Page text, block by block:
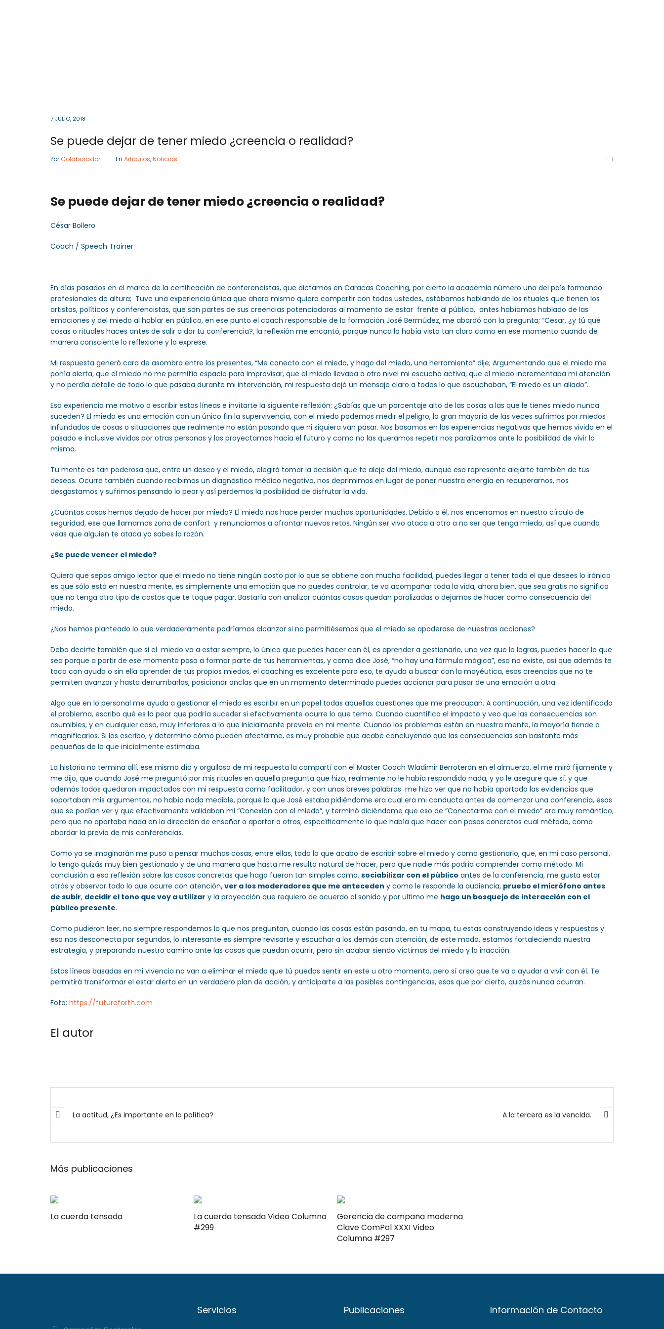
7 JULIO, 2018
Se puede dejar de tener miedo ¿creencia o realidad?
1
Por Colaborador En Articulos,Noticias
Se puede dejar de tener miedo ¿creencia o realidad?
César Bollero
Coach / Speech Trainer
En días pasados en el marco de la certificación de conferencistas, que dictamos en Caracas Coaching, por cierto la academia número uno del país formando
profesionales de altura; Tuve una experiencia única que ahora mismo quiero compartir con todos ustedes, estábamos hablando de los rituales que tienen los
artistas, políticos y conferencistas, que son partes de sus creencias potenciadoras al momento de estar frente al público, antes habíamos hablado de las
emociones y del miedo al hablar en público, en ese punto el coach responsable de la formación José Bermúdez, me abordó con la pregunta; “Cesar, ¿y tú qué
cosas o rituales haces antes de salir a dar tu conferencia?, la reflexión me encantó, porque nunca lo había visto tan claro como en ese momento cuando de
manera consciente lo reflexione y lo exprese.
Mi respuesta generó cara de asombro entre los presentes, “Me conecto con el miedo, y hago del miedo, una herramienta” dije; Argumentando que el miedo me
ponía alerta, que el miedo no me permitía espacio para improvisar, que el miedo llevaba a otro nivel mi escucha activa, que el miedo incrementaba mi atención
y no perdía detalle de todo lo que pasaba durante mi intervención, mi respuesta dejó un mensaje claro a todos lo que escuchaban, “El miedo es un aliado”.
Esa experiencia me motivo a escribir estas líneas e invitarte la siguiente reflexión; ¿Sabías que un porcentaje alto de las cosas a las que le tienes miedo nunca
suceden? El miedo es una emoción con un único fin la supervivencia, con el miedo podemos medir el peligro, la gran mayoría de las veces sufrimos por miedos
infundados de cosas o situaciones que realmente no están pasando que ni siquiera van pasar. Nos basamos en las experiencias negativas que hemos vivido en el
pasado e inclusive vividas por otras personas y las proyectamos hacia el futuro y como no las queramos repetir nos paralizamos ante la posibilidad de vivir lo
mismo.
Tu mente es tan poderosa que, entre un deseo y el miedo, elegirá tomar la decisión que te aleje del miedo, aunque eso represente alejarte también de tus
deseos. Ocurre también cuando recibimos un diagnóstico médico negativo, nos deprimimos en lugar de poner nuestra energía en recuperarnos, nos
desgastamos y sufrimos pensando lo peor y así perdemos la posibilidad de disfrutar la vida.
¿Cuántas cosas hemos dejado de hacer por miedo? El miedo nos hace perder muchas oportunidades. Debido a él, nos encerramos en nuestro círculo de
seguridad, ese que llamamos zona de confort y renunciamos a afrontar nuevos retos. Ningún ser vivo ataca a otro a no ser que tenga miedo, así que cuando
veas que alguien te ataca ya sabes la razón.
¿Se puede vencer el miedo?
Quiero que sepas amigo lector que el miedo no tiene ningún costo por lo que se obtiene con mucha facilidad, puedes llegar a tener todo el que desees lo irónico
es que sólo está en nuestra mente, es simplemente una emoción que no puedes controlar, te va acompañar toda la vida, ahora bien, que sea gratis no significa
que no tenga otro tipo de costos que te toque pagar. Bastaría con analizar cuántas cosas quedan paralizadas o dejamos de hacer como consecuencia del
miedo.
¿Nos hemos planteado lo que verdaderamente podríamos alcanzar si no permitiésemos que el miedo se apoderase de nuestras acciones?
Debo decirte también que si el miedo va a estar siempre, lo único que puedes hacer con él, es aprender a gestionarlo, una vez que lo logras, puedes hacer lo que
sea porque a partir de ese momento pasa a formar parte de tus herramientas, y como dice José, “no hay una fórmula mágica”, eso no existe, así que además te
toca con ayuda o sin ella aprender de tus propios miedos, el coaching es excelente para eso, te ayuda a buscar con la mayéutica, esas creencias que no te
permiten avanzar y hasta derrumbarlas, posicionar anclas que en un momento determinado puedes accionar para pasar de una emoción a otra.
Algo que en lo personal me ayuda a gestionar el miedo es escribir en un papel todas aquellas cuestiones que me preocupan. A continuación, una vez identificado
el problema, escribo qué es lo peor que podría suceder si efectivamente ocurre lo que temo. Cuando cuantifico el impacto y veo que las consecuencias son
asumibles, y en cualquier caso, muy inferiores a lo que inicialmente preveía en mi mente. Cuando los problemas están en nuestra mente, la mayoría tiende a
magnificarlos. Si los escribo, y determino cómo pueden afectarme, es muy probable que acabe concluyendo que las consecuencias son bastante más
pequeñas de lo que inicialmente estimaba.
La historia no termina allí, ese mismo día y orgulloso de mi respuesta la compartí con el Master Coach Wladimir Berroterán en el almuerzo, el me miró fijamente y
me dijo, que cuando José me preguntó por mis rituales en aquella pregunta que hizo, realmente no le había respondido nada, y yo le asegure que sí, y que
además todos quedaron impactados con mi respuesta como facilitador, y con unas breves palabras me hizo ver que no había aportado las evidencias que
soportaban mis argumentos, no había nada medible, porque lo que José estaba pidiéndome era cual era mi conducta antes de comenzar una conferencia, esas
que se podían ver y que efectivamente validaban mi “Conexión con el miedo”, y terminó diciéndome que eso de “Conectarme con el miedo” era muy romántico,
pero que no aportaba nada en la dirección de enseñar o aportar a otros, específicamente lo que había que hacer con pasos concretos cual método, como
abordar la previa de mis conferencias.
Como ya se imaginarán me puso a pensar muchas cosas, entre ellas, todo lo que acabo de escribir sobre el miedo y como gestionarlo, que, en mi caso personal,
lo tengo quizás muy bien gestionado y de una manera que hasta me resulta natural de hacer, pero que nadie más podría comprender como método. Mi
conclusión a esa reflexión sobre las cosas concretas que hago fueron tan simples como, sociabilizar con el público antes de la conferencia, me gusta estar
atrás y observar todo lo que ocurre con atención, ver a los moderadores que me anteceden y como le responde la audiencia, pruebo el micrófono antes
de subir, decidir el tono que voy a utilizar y la proyección que requiero de acuerdo al sonido y por ultimo me hago un bosquejo de interacción con el
público presente.
Como pudieron leer, no siempre respondemos lo que nos preguntan, cuando las cosas están pasando, en tu mapa, tu estas construyendo ideas y respuestas y
eso nos desconecta por segundos, lo interesante es siempre revisarte y escuchar a los demás con atención, de este modo, estamos fortaleciendo nuestra
estrategia, y preparando nuestro camino ante las cosas que puedan ocurrir, pero sin acabar siendo víctimas del miedo y la inacción.
Estas líneas basadas en mi vivencia no van a eliminar el miedo que tú puedas sentir en este u otro momento, pero sí creo que te va a ayudar a vivir con él. Te
permitirá transformar el estar alerta en un verdadero plan de acción, y anticiparte a las posibles contingencias, esas que por cierto, quizás nunca ocurran.
Foto: https://futureforth.com
El autor
A la tercera es la vencida.
La actitud, ¿Es importante en la política?
Más publicaciones
La cuerda tensada
La cuerda tensada Video Columna
#299
Gerencia de campaña moderna
Clave ComPol XXXI Video
Columna #297
Servicios Publicaciones Información de Contacto